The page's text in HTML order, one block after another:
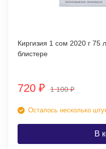
Киргизия 1 сом 2020 г 75 лет Великой Победе! В
блистере
720 ₽ 1 100₽
Осталось несколько
В